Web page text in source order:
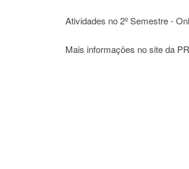
Atividades no 2º Semestre -
Mais informações no site da